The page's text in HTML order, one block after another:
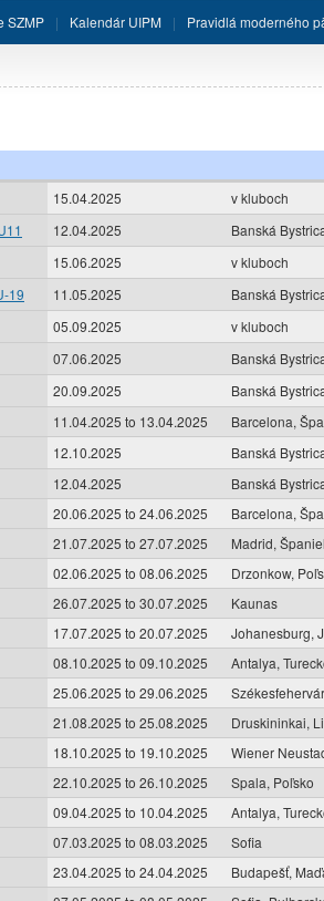
SZMP Kalendár UIPM Pravidlá moderného
15.04.2025 v kluboch
12.04.2025 Banská
15.06.2025 v kluboch
19
11.05.2025 Banská
05.09.2025 v kluboch
07.06.2025 Banská
20.09.2025 Banská
11.04.2025 to 13.04.2025
Barcelona,
12.10.2025 Banská
12.04.2025
Banská
20.06.2025 to 24.06.2025
Barcelona,
21.07.2025 to 27.07.2025
Madrid,
02.06.2025 to 08.06.2025
Drzonkow,
26.07.2025 to 30.07.2025
Kaunas
17.07.2025 to 20.07.2025
Johanesburg,
08.10.2025 to 09.10.2025
Antalya,
25.06.2025 to 29.06.2025
21.08.2025 to 25.08.2025
Druskininkai,
18.10.2025 to 19.10.2025
Wiener
22.10.2025 to 26.10.2025
Spala, Poľsko
09.04.2025 to 10.04.2025
Antalya,
07.03.2025 to 08.03.2025
Sofia
23.04.2025 to 24.04.2025
Budapešť,